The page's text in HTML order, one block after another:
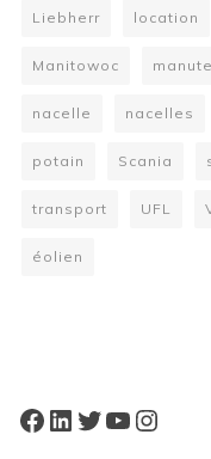
Liebherr location
Manitowoc
nacelle nacelles
potain Scania
transport UFL
éolien
Facebook
LinkedIn
Twitter
YouTube